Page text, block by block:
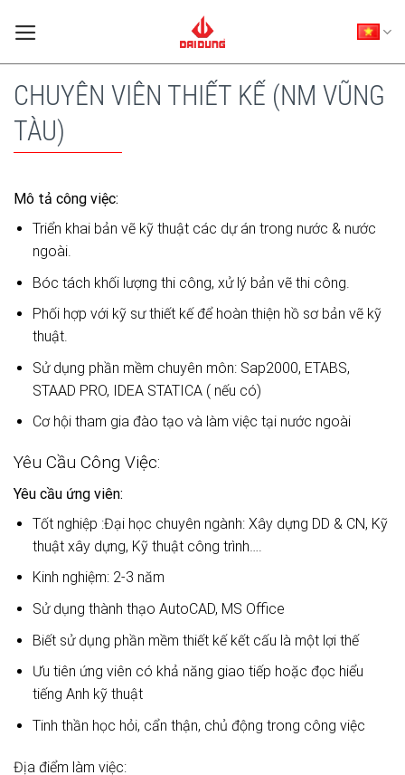
CHUYÊN VIÊN THIẾT KẾ (NM VŨNG
TÀU)
Mô tả công việc:
Triển khai bản vẽ kỹ thuật các dự án trong nước & nước
ngoài.
Bóc tách khối lượng thi công, xử lý bản vẽ thi công.
Phối hợp với kỹ sư thiết kế để hoàn thiện hồ sơ bản vẽ kỹ
thuật.
Sử dụng phần mềm chuyên môn: Sap2000, ETABS,
STAAD PRO, IDEA STATICA ( nếu có)
Cơ hội tham gia đào tạo và làm việc tại nước ngoài
Yêu Cầu Công Việc:
Yêu cầu ứng viên:
Tốt nghiệp :Đại học chuyên ngành: Xây dựng DD & CN, Kỹ
thuật xây dựng, Kỹ thuật công trình….
Kinh nghiệm: 2-3 năm
Sử dụng thành thạo AutoCAD, MS Office
Biết sử dụng phần mềm thiết kế kết cấu là một lợi thế
Ưu tiên ứng viên có khả năng giao tiếp hoặc đọc hiểu
tiếng Anh kỹ thuật
Tinh thần học hỏi, cẩn thận, chủ động trong công việc
Địa điểm làm việc: